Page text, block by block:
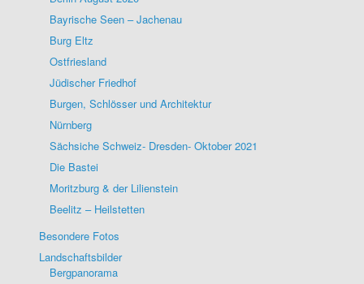
Bayrische Seen – Jachenau
Burg Eltz
Ostfriesland
Jüdischer Friedhof
Burgen, Schlösser und Architektur
Nürnberg
Sächsiche Schweiz- Dresden- Oktober 2021
Die Bastei
Moritzburg & der Lilienstein
Beelitz – Heilstetten
Besondere Fotos
Landschaftsbilder
Bergpanorama